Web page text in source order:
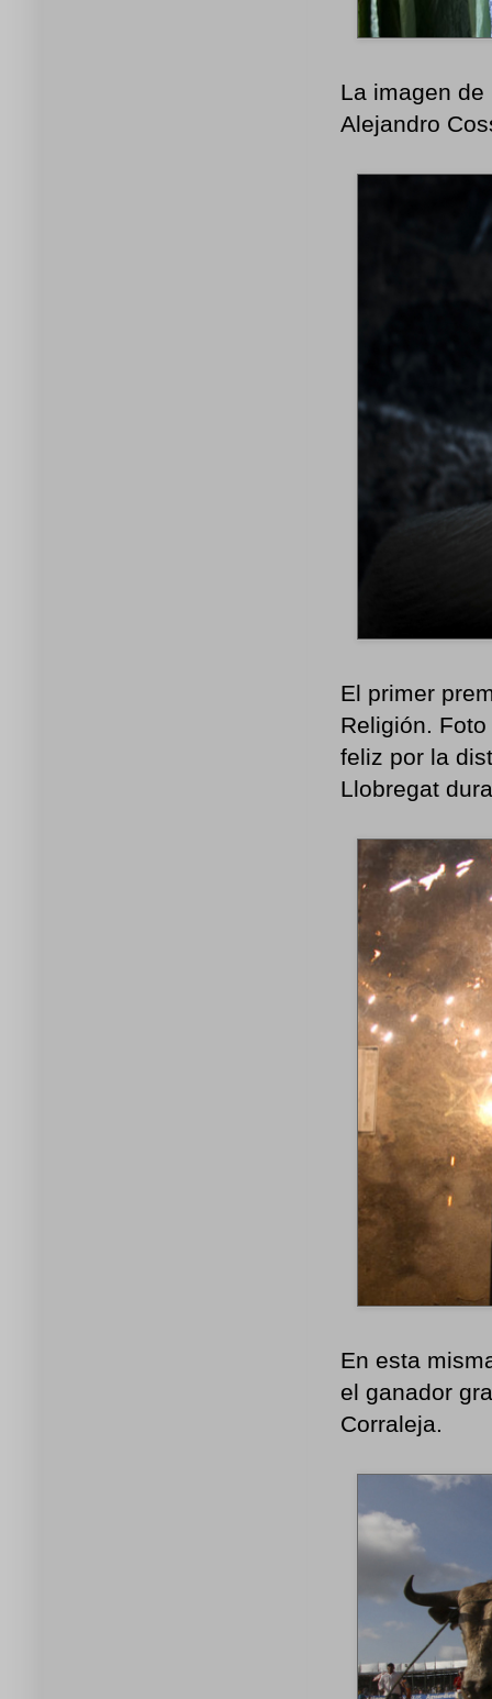
La imagen
Alejandro
El primer
Religión.
feliz por la
Llobregat
En esta
el ganador
Corraleja.